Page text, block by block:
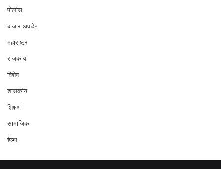
पोलीस
बाजार अपडेट
महाराष्ट्र
राजकीय
विशेष
शासकीय
शिक्षण
सामाजिक
हेल्थ